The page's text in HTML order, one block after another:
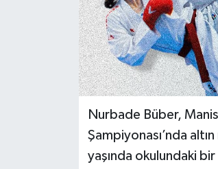
Nurbade Büber,
Şampiyonası’nda
yaşında okulundaki